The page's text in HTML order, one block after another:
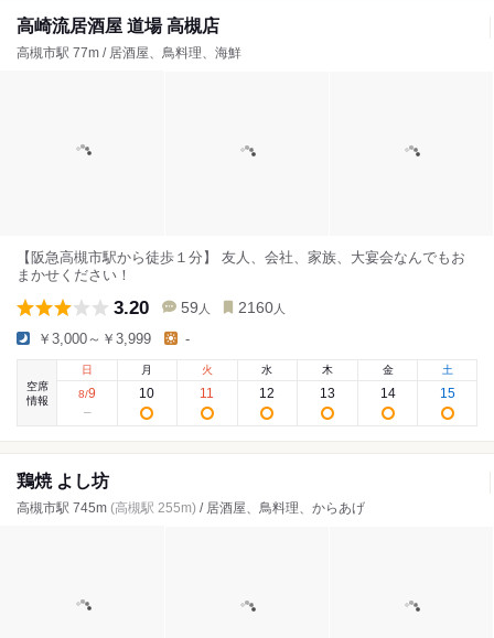
高崎流居酒屋 道場 高槻店
高槻市駅 77m / 居酒屋、鳥料理、海鮮
【阪急高槻市駅から徒歩１分】 友人、会社、家族、大宴会なんでもお
まかせください！
3.20 59 人 2160 人
￥3,000～￥3,999 -
空席
情報
日
8/9
月
10
火
11
水
12
木
13
金
14
土
15
鶏焼 よし坊
高槻市駅 745m (高槻駅 255m) / 居酒屋、鳥料理、からあげ